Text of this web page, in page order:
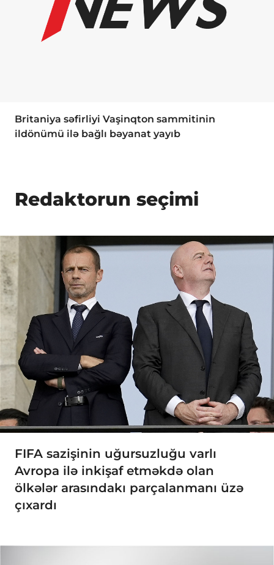
Britaniya səfirliyi Vaşinqton sammitinin
ildönümü ilə bağlı bəyanat yayıb
Redaktorun seçimi
FIFA sazişinin uğursuzluğu varlı
Avropa ilə inkişaf etməkdə olan
ölkələr arasındakı parçalanmanı üzə
çıxardı